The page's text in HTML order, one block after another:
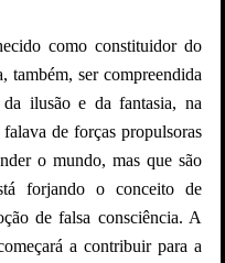
como constituidor do
também, ser compreendida
da ilusão e da fantasia, na
de forças propulsoras
o mundo, mas que são
forjando o conceito de
de falsa consciência. A
a contribuir para a